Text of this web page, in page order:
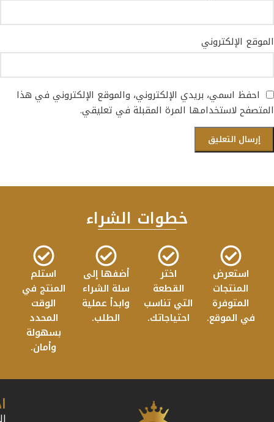
الموقع الإلكتروني
احفظ اسمي، بريدي الإلكتروني، والموقع الإلكتروني في هذا
المتصفح لاستخدامها المرة المقبلة في تعليقي.
خطوات الشراء
استعرض
المنتجات
المتوفرة
في الموقع.
اختر
القطعة
التي تناسب
احتياجاتك.
أضفها إلى
سلة الشراء
وابدأ عملية
الطلب.
استلم
المنتج في
الوقت
المحدد
بسهولة
وأمان.